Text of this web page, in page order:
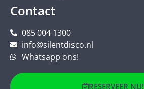
Contact
085 004 1300
info@silentdisco.nl
Whatsapp ons!
RESERVEER NU!